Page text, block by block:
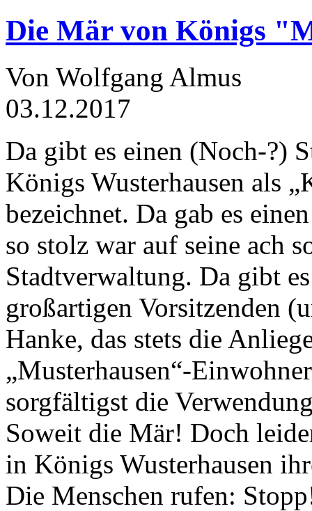
Die Mär von Königs
Von Wolfgang Almus
03.12.2017
Da gibt es einen (Noch-?)
Königs Wusterhausen als
bezeichnet. Da gab es
so stolz war auf seine ach
Stadtverwaltung. Da gibt
großartigen Vorsitzenden
Hanke, das stets die
„Musterhausen“-
sorgfältigst die
Soweit die Mär! Doch
in Königs Wusterhausen
Die Menschen rufen: